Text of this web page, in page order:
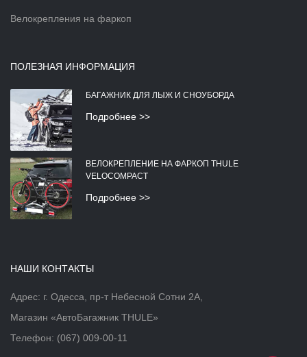
Велокрепления на фаркоп
ПОЛЕЗНАЯ ИНФОРМАЦИЯ
БАГАЖНИК ДЛЯ ЛЫЖ И СНОУБОРДА
Подробнее >>
ВЕЛОКРЕПЛЕНИЕ НА ФАРКОП THULE
VELOCOMPACT
Подробнее >>
НАШИ КОНТАКТЫ
Адрес: г. Одесса, пр-т Небесной Сотни 2А,
Магазин «АвтоБагажник THULE»
Телефон: (067) 009-00-11